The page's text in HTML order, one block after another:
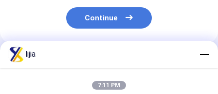
Continue
Produtos Recomendados
lijia
7:11 PM